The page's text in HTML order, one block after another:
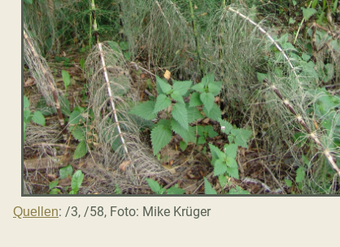
Quellen: /3, /58, Foto: Mike Krüger